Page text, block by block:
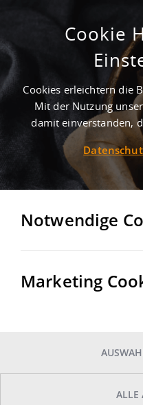
1 Treffer -
Möchten Sie
Objekte
Cookie
Cookies erleichtern die
Mit der Nutzung
damit einverstanden,
Notwendige
Marketing
ALLE